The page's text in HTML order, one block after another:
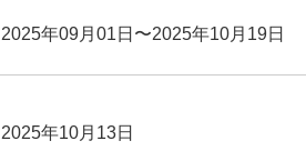
2025年09月01日〜2025年10月19日
2025年10月13日